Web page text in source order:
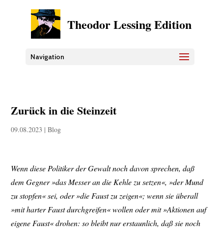
Theodor Lessing Edition
Navigation
Zurück in die Steinzeit
09.08.2023 |Blog
Wenn diese Politiker der Gewalt noch davon sprechen, daß
dem Gegner »das Messer an die Kehle zu setzen«, »der Mund
zu stopfen« sei, oder »die Faust zu zeigen«; wenn sie überall
»mit harter Faust durchgreifen« wollen oder mit »Aktionen auf
eigene Faust« drohen: so bleibt nur erstaunlich, daß sie noch